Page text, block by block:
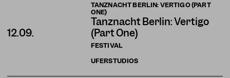
TANZNACHT BERLIN: VERTIGO (PART
ONE)
Tanznacht Berlin: Vertigo
(Part One)
FESTIVAL
12.09.
UFERSTUDIOS